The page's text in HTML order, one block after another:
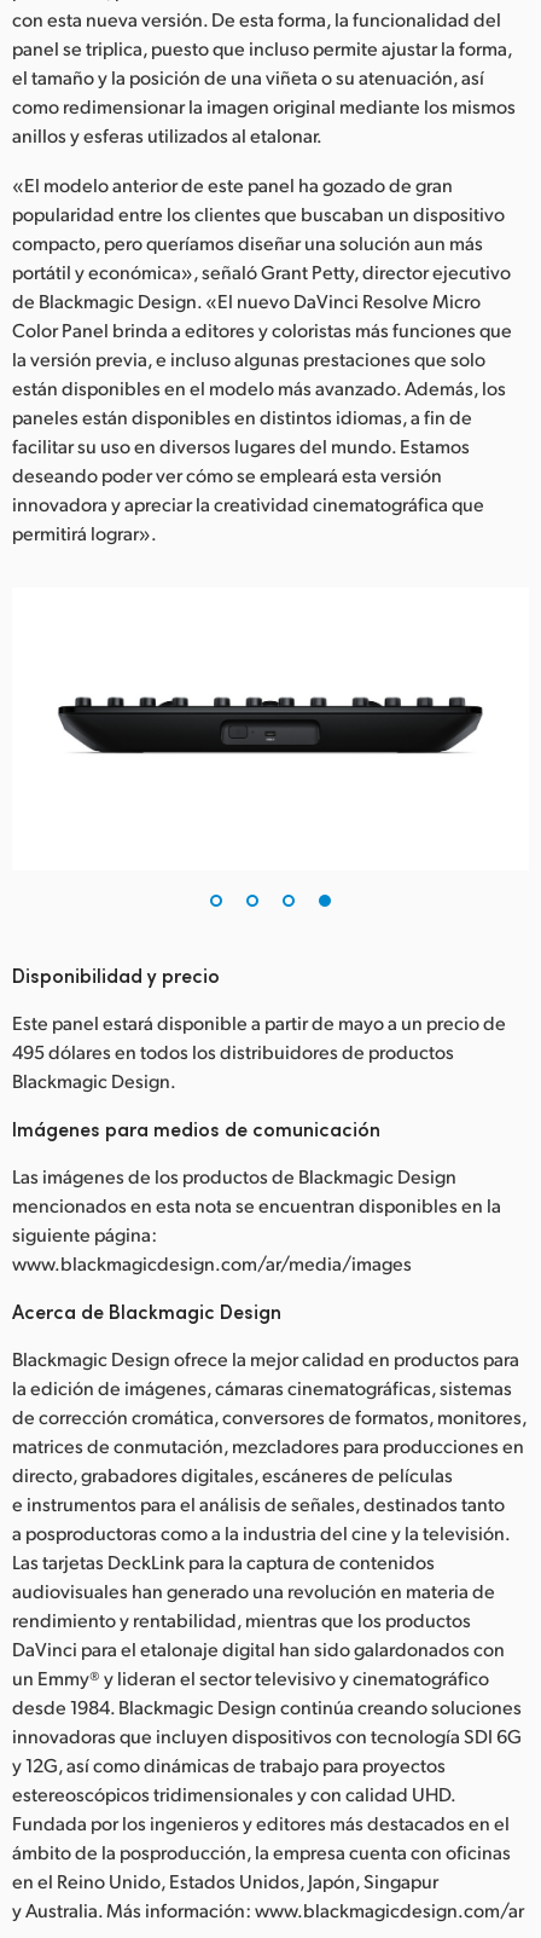
con esta nueva versión. De esta forma, la funcionalidad del
panel se triplica, puesto que incluso permite ajustar la forma,
el tamaño y la posición de una viñeta o su atenuación, así
como redimensionar la imagen original mediante los mismos
anillos y esferas utilizados al etalonar.
«El modelo anterior de este panel ha gozado de gran
popularidad entre los clientes que buscaban un dispositivo
compacto, pero queríamos diseñar una solución aun más
portátil y económica», señaló Grant Petty, director ejecutivo
de Blackmagic Design. «El nuevo DaVinci Resolve Micro
Color Panel brinda a editores y coloristas más funciones que
la versión previa, e incluso algunas prestaciones que solo
están disponibles en el modelo más avanzado. Además, los
paneles están disponibles en distintos idiomas, a fin de
facilitar su uso en diversos lugares del mundo. Estamos
deseando poder ver cómo se empleará esta versión
innovadora y apreciar la creatividad cinematográfica que
permitirá lograr».
Disponibilidad y precio
Este panel estará disponible a partir de mayo a un precio de
495 dólares en todos los distribuidores de productos
Blackmagic Design.
Imágenes para medios de comunicación
Las imágenes de los productos de Blackmagic Design
mencionados en esta nota se encuentran disponibles en la
siguiente página:
www.blackmagicdesign.com/ar/media/images
Acerca de Blackmagic Design
Blackmagic Design ofrece la mejor calidad en productos para
la edición de imágenes, cámaras cinematográficas, sistemas
de corrección cromática, conversores de formatos, monitores,
matrices de conmutación, mezcladores para producciones en
directo, grabadores digitales, escáneres de películas
e instrumentos para el análisis de señales, destinados tanto
a posproductoras como a la industria del cine y la televisión.
Las tarjetas DeckLink para la captura de contenidos
audiovisuales han generado una revolución en materia de
rendimiento y rentabilidad, mientras que los productos
DaVinci para el etalonaje digital han sido galardonados con
un Emmy® y lideran el sector televisivo y cinematográfico
desde 1984. Blackmagic Design continúa creando soluciones
innovadoras que incluyen dispositivos con tecnología SDI 6G
y 12G, así como dinámicas de trabajo para proyectos
estereoscópicos tridimensionales y con calidad UHD.
Fundada por los ingenieros y editores más destacados en el
ámbito de la posproducción, la empresa cuenta con oficinas
en el Reino Unido, Estados Unidos, Japón, Singapur
y Australia. Más información: www.blackmagicdesign.com/ar